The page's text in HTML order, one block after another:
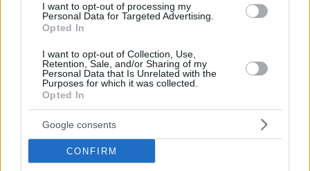
I want to opt-out of processing my
Personal Data for Targeted Advertising.
Opted In
I want to opt-out of Collection, Use,
Retention, Sale, and/or Sharing of my
Personal Data that Is Unrelated with the
Purposes for which it was collected.
Opted In
Google consents
CONFIRM
Συμπαραγωγή: COSMOTE TV, Ελληνικό Κέντρο
Κινηματογράφου, Ελληνική Ραδιοφωνία Τηλεόραση
Α.Ε., Μικρά Αγγλία Α.Ε.
Με την Υποστήριξη: Περιφέρεια Κρήτης Με την
Ευγενική Υποστήριξη: ANEK LINES – Blue Star Ferries,
Caldera